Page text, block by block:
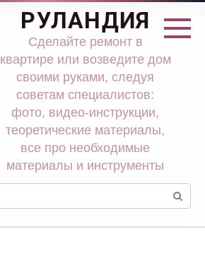
РУЛАНДИЯ
Сделайте ремонт в
квартире или возведите дом
своими руками, следуя
советам специалистов:
фото, видео-инструкции,
теоретические материалы,
все про необходимые
материалы и инструменты